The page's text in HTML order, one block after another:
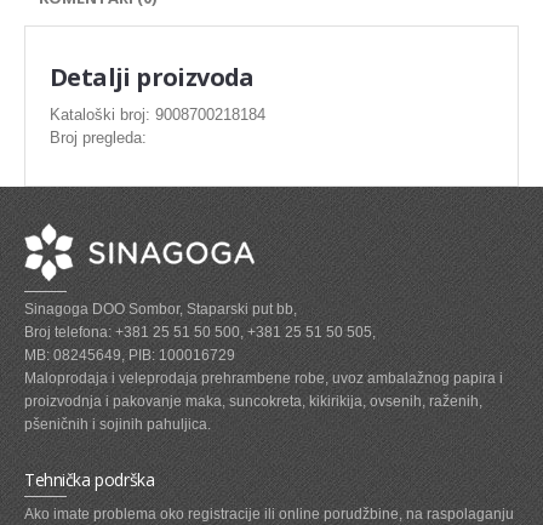
ZAMRZNUTO MESO SVINJSKO
ZAMRZNUTA RIBA
ZAMRZNUTO MESO PILETINA
PASTETE I MESNI NARESCI
TUNJEVINE I KONZERVE
GOTOVA JELA
SIROVINA ZA GASTRO
GASTRO
KISELISI
KECAP, SENF, REN, PARADAJZ,SOS
Detalji proizvoda
Kataloški broj: 9008700218184
Broj pregleda:
Sinagoga DOO Sombor, Staparski put bb,
Broj telefona: +381 25 51 50 500, +381 25 51 50 505,
MB: 08245649, PIB: 100016729
Maloprodaja i veleprodaja prehrambene robe, uvoz ambalažnog papira i
proizvodnja i pakovanje maka, suncokreta, kikirikija, ovsenih, raženih,
pšeničnih i sojinih pahuljica.
Tehnička podrška
Ako imate problema oko registracije ili online porudžbine, na raspolaganju